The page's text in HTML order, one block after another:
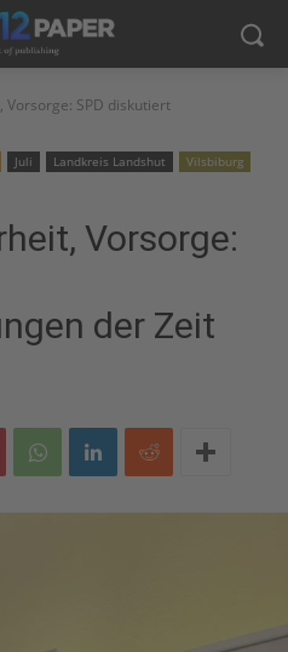
Vorsorge: SPD diskutiert
Juli Landkreis Landshut
Vilsbiburg
Vorsorge:
der Zeit